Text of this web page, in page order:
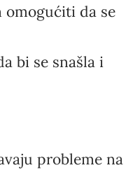
omogućiti da se
bi se snašla i
probleme na